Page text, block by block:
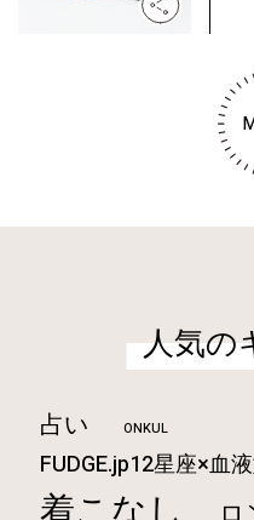
人気の
占い ONKUL
FUDGE.jp12星座×血